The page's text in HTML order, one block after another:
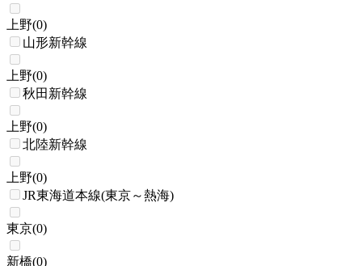
上野(0)
山形新幹線
上野(0)
秋田新幹線
上野(0)
北陸新幹線
上野(0)
JR東海道本線(東京～熱海)
東京(0)
新橋(0)